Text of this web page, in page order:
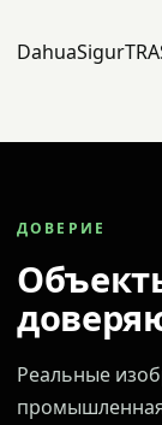
DahuaSigur
ДОВЕРИЕ
Реальные